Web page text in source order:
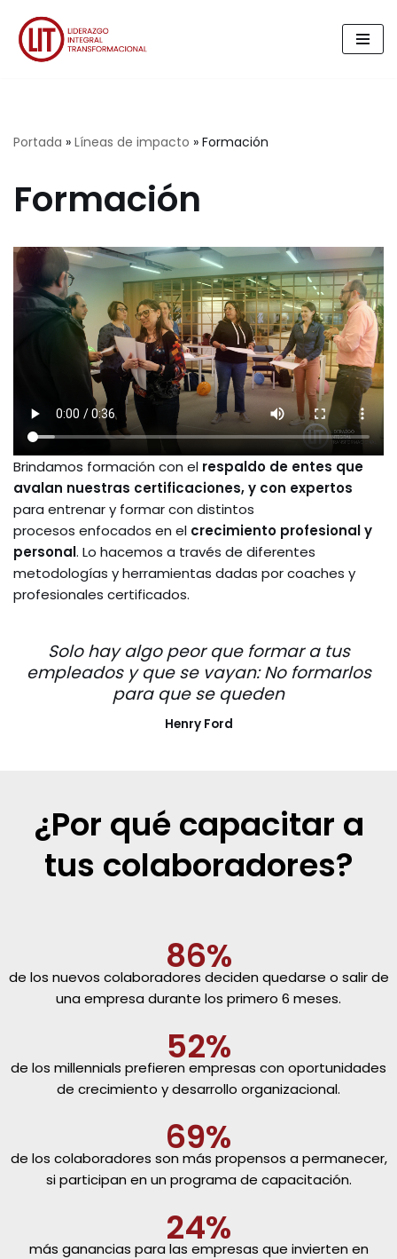
Saltar
Portada » Líneas de impacto » Formación
Formación
Brindamos formación con el respaldo de entes que
avalan nuestras certificaciones, y con expertos
para entrenar y formar con distintos
procesos enfocados en el crecimiento profesional y
personal. Lo hacemos a través de diferentes
metodologías y herramientas dadas por coaches y
profesionales certificados.
Solo hay algo peor que formar a tus
empleados y que se vayan: No formarlos
para que se queden
Henry Ford
¿Por qué capacitar a
tus colaboradores?
86%
de los nuevos colaboradores deciden quedarse o salir de
una empresa durante los primero 6 meses.
52%
de los millennials prefieren empresas con oportunidades
de crecimiento y desarrollo organizacional.
69%
de los colaboradores son más propensos a permanecer,
si participan en un programa de capacitación.
24%
más ganancias para las empresas que invierten en